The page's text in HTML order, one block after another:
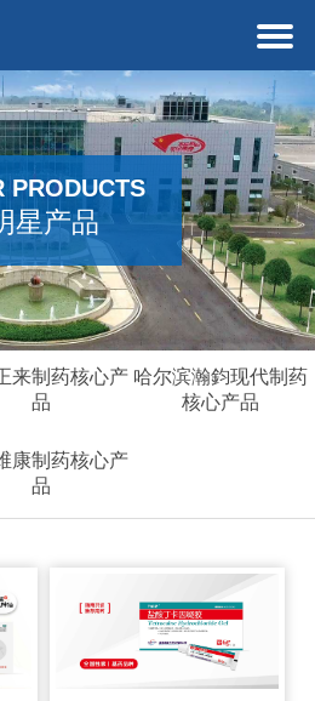
PRODUCTS
星产品
来制药核心产
品
哈尔滨瀚鈞现代制药
核心产品
康制药核心产
品